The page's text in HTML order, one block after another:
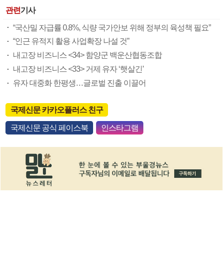
관련기사
“국산밀 자급률 0.8%, 식량 국가안보 위해 정부의 육성책 필요”
“인근 유적지 활용 사업확장 나설 것”
내고장 비즈니스 <34> 함양군 백운산협동조합
내고장 비즈니스 <33> 거제 유자 ‘햇살긴’
유자 대중화 한평생…글로벌 진출 이끌어
국제신문 카카오플러스 친구
국제신문 공식 페이스북 인스타그램